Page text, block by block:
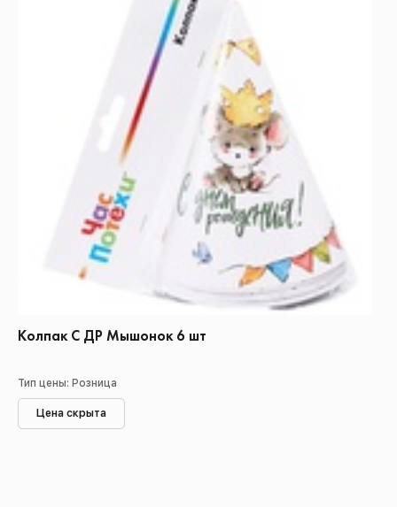
Колпак С ДР Мышонок 6 шт
Тип цены: Розница
Цена скрыта